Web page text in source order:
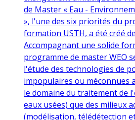
de Master « Eau -
», l'une des six priorités du
formation USTH, a été créé
Accompagnant une solide
programme de master WEO
l'étude des technologies de
impopulaires ou méconnues
le domaine du traitement de
eaux usées) que des milieux
(modélisation, télédétection